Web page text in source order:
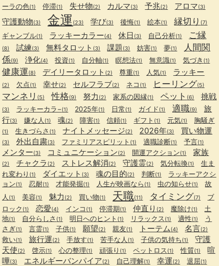
ーラの色(1) 停滞(1) 失せ物(2) カルマ(3) 予兆(2) アロマ(3)
守護動物(3) 金運 (23) 学び(3) 後悔(1) 絵本(1) 縁切り (7)
ギャンブル(1) ラッキーカラー(4) 休日 (3) 自己分析(1) ご縁
(8) 試練(3) 無料タロット (3) 課題 (3) 妨害(1) 夢(1)
人間関
係(9) 浄化(4) 投資(1) 自分軸(1) 瞑想法(1) 無意識(1) 気づき (1)
健康運(8) デイリータロット (2) 尊重(1) 人気(1) ラッキー
(2) 欠点(1) 幸せ(2) セルフラブ(2) ネコ (1) ヒーリング(5)
マンネリ (5) 性格(9) 努力 (2) 家系の因縁(1) ペット (6) 挑戦
(3) ラッキーカラ−(1) 2025年(1) 日常 (1) ガイド (1) 適職(9)
旅
行(3) 嫌な人 (1) 魂(2) 障害(1) 信頼(1) ギフト (1) 元気(1) 胸騒ぎ
(1) 生きづらさ (1) ナイトメッセージ(2) 2026年(3) 買い物運
(3) 外出自粛(3) ファミリアスピリット (1) 適職診断(1) 予言(1)
メンター(3) コミュニケーション(2) 開運アクション(1) 家族
(2) チャクラ (2) ストレス解消(2) 守護霊(2) 気分転換(1)
生ま
れ変わり (1) ダイエット (3) 魂の目的(2) 判断(1)
ラッキーアクシ
ョン(1) 忍耐(1) 才能発掘(1) 人生が映画なら (1) 虫の知らせ(1)
故
人 (1) 美容(1) 魅力 (2) 買い物(1) 天職(11) タイミング(7)
ブ
ロック (1) 恋愛(4) インコ (1) 停滞期(1) 仲直り (2) 魔除け(1)
土
地(1) 自分らしさ (1) 明日へのヒント (1) リラックス (1) 適性(1)
う
さぎ(1) 言霊(1) 子供(1) 願望(2) 親友(1) トーテム (4) 名言(2)
救い(1) 旅行運(2) 手放す(1) 苦手な人 (1) 子供の気持ち(1)
守護
天使(2) 啓示(1) 心の整理(1) 頑張り (1) ペットロス (1) 性質(1)
喧
嘩(3) エネルギーバンパイア(2) 自己理解(1) 幸運(2) 退屈(1)